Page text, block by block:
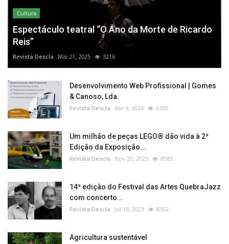
Cultura
Espectáculo teatral “O Ano da Morte de Ricardo
Reis”
Revista Descla Mai 21, 2025 3216
Desenvolvimento Web Profissional | Gomes
& Canoso, Lda.
Revista Descla Abr 9, 2024 6305
Um milhão de peças LEGO® dão vida à 2ª
Edição da Exposição...
Revista Descla Nov 20, 2023 8585
14ª edição do Festival das Artes QuebraJazz
com concerto...
Revista Descla Jul 18, 2023 8352
Agricultura sustentável